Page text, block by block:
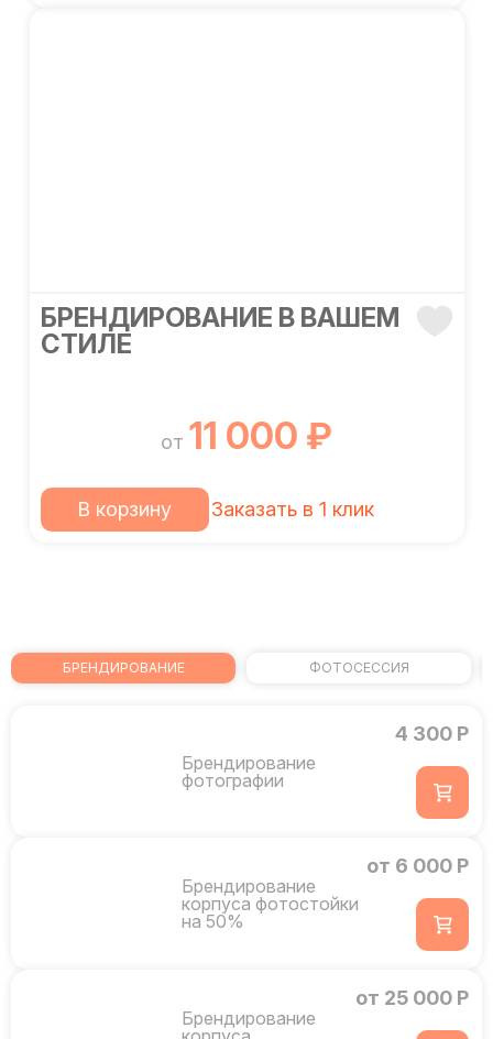
БРЕНДИРОВАНИЕ В ВАШЕМ
СТИЛЕ
от 11 000 ₽
В корзину Заказать в 1 клик
БРЕНДИРОВАНИЕ ФОТОСЕССИЯ
Брендирование
фотографии
4 300 Р
Брендирование
корпуса фотостойки
на 50%
от 6 000 Р
Брендирование
от 25 000 Р